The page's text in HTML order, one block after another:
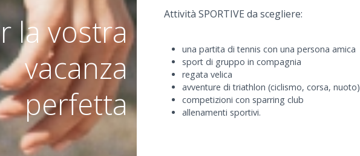
Attività SPORTIVE da scegliere:
una partita di tennis con una persona amica
sport di gruppo in compagnia
regata velica
avventure di triathlon (ciclismo, corsa, nuoto)
competizioni con sparring club
allenamenti sportivi.
la vostra
vacanza
perfetta